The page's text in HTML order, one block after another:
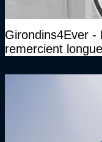
Girondins4Ever -
remercient